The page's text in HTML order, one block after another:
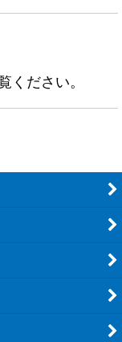
ください。